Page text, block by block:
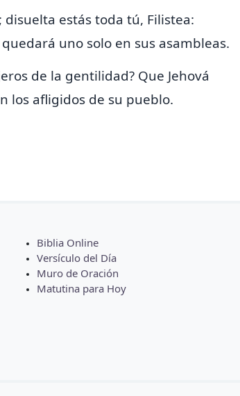
estás toda tú, Filistea:
uno solo en sus asambleas.
de la gentilidad? Que Jehová
los afligidos de su pueblo.
Biblia Online
Versículo del Día
Muro de Oración
Matutina para Hoy